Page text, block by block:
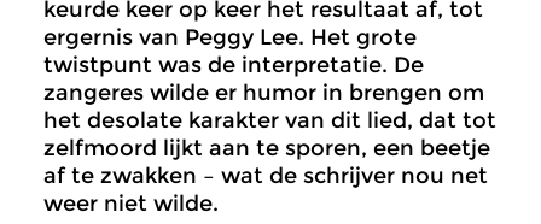
keurde keer op keer het resultaat af, tot
ergernis van Peggy Lee. Het grote
twistpunt was de interpretatie. De
zangeres wilde er humor in brengen om
het desolate karakter van dit lied, dat tot
zelfmoord lijkt aan te sporen, een beetje
af te zwakken – wat de schrijver nou net
weer niet wilde.